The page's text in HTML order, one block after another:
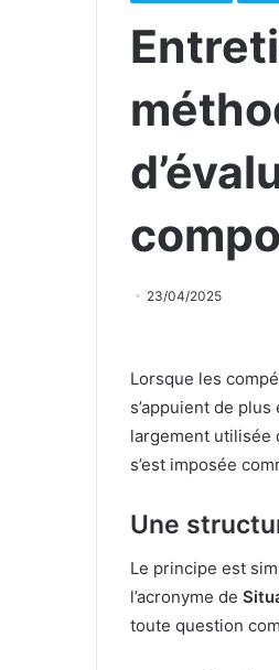
23/04/2025
Lorsque les
s’appuient de
largement utilisée
s’est imposée
Une
Le principe est
l’acronyme de
toute question